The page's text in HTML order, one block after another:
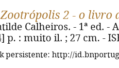
Zootrópolis 2 - o livro
Calheiros. - 1ª ed. -
p. : muito il. ; 27 cm. -
persistente: http://